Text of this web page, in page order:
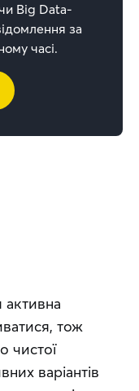
Big Data-
за
часі.
активна
тож
чистої
варіантів